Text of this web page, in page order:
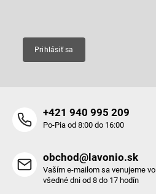
Prihlásiť sa
+421 940 995 209
Po-Pia od 8:00 do 16:00
obchod@lavonio.sk
Vaším e-mailom sa venujeme vo
všedné dni od 8 do 17 hodín